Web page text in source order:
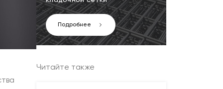
Подробнее
Читайте также